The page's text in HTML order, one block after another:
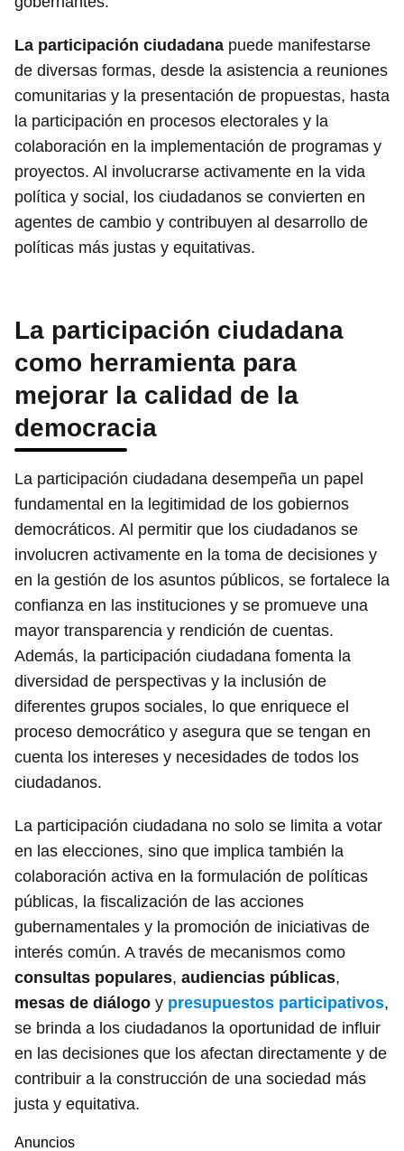
La participación ciudadana puede manifestarse
de diversas formas, desde la asistencia a reuniones
comunitarias y la presentación de propuestas, hasta
la participación en procesos electorales y la
colaboración en la implementación de programas y
proyectos. Al involucrarse activamente en la vida
política y social, los ciudadanos se convierten en
agentes de cambio y contribuyen al desarrollo de
políticas más justas y equitativas.
La participación ciudadana
como herramienta para
mejorar la calidad de la
democracia
La participación ciudadana desempeña un papel
fundamental en la legitimidad de los gobiernos
democráticos. Al permitir que los ciudadanos se
involucren activamente en la toma de decisiones y
en la gestión de los asuntos públicos, se fortalece la
confianza en las instituciones y se promueve una
mayor transparencia y rendición de cuentas.
Además, la participación ciudadana fomenta la
diversidad de perspectivas y la inclusión de
diferentes grupos sociales, lo que enriquece el
proceso democrático y asegura que se tengan en
cuenta los intereses y necesidades de todos los
ciudadanos.
La participación ciudadana no solo se limita a votar
en las elecciones, sino que implica también la
colaboración activa en la formulación de políticas
públicas, la fiscalización de las acciones
gubernamentales y la promoción de iniciativas de
interés común. A través de mecanismos como
consultas populares, audiencias públicas,
mesas de diálogo y presupuestos participativos,
se brinda a los ciudadanos la oportunidad de influir
en las decisiones que los afectan directamente y de
contribuir a la construcción de una sociedad más
justa y equitativa.
Anuncios